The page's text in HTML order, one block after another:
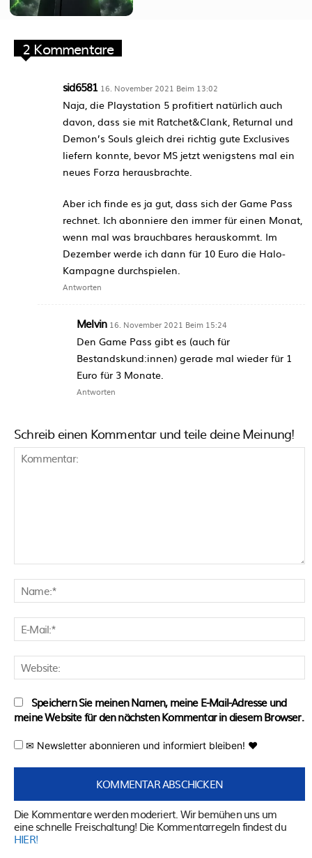
2 Kommentare
sid6581 16. November 2021 Beim 13:02
Naja, die Playstation 5 profitiert natürlich auch
davon, dass sie mit Ratchet&Clank, Returnal und
Demon’s Souls gleich drei richtig gute Exclusives
liefern konnte, bevor MS jetzt wenigstens mal ein
neues Forza herausbrachte.
Aber ich finde es ja gut, dass sich der Game Pass
rechnet. Ich abonniere den immer für einen Monat,
wenn mal was brauchbares herauskommt. Im
Dezember werde ich dann für 10 Euro die Halo-
Kampagne durchspielen.
Antworten
Melvin 16. November 2021 Beim 15:24
Den Game Pass gibt es (auch für
Bestandskund:innen) gerade mal wieder für 1
Euro für 3 Monate.
Antworten
Schreib einen Kommentar und teile deine Meinung!
Speichern Sie meinen Namen, meine E-Mail-Adresse und
meine Website für den nächsten Kommentar in diesem Browser.
✉ Newsletter abonnieren und informiert bleiben! ♥
Die Kommentare werden moderiert. Wir bemühen uns um
eine schnelle Freischaltung! Die Kommentarregeln findest du
HIER!